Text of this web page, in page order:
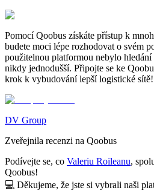
Pomocí Qoobus získáte přístup k
budete moci lépe rozhodovat o svém
použitelnou platformou nebylo hledání
nikdy jednodušší. Připojte se ke
krok k vybudování lepší logistické sítě!
DV Group
Zveřejnila recenzi na Qoobus
Podívejte se, co Valeriu Roileanu,
Qoobus!
💻 Děkujeme, že jste si vybrali naši